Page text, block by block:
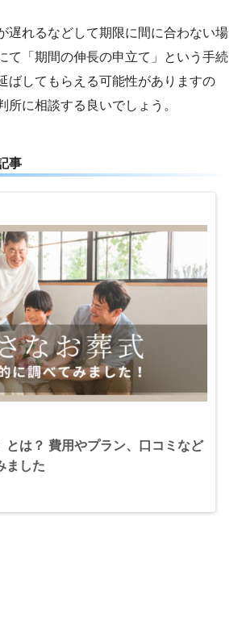
遅れるなどして期限に間に合わない場
て「期間の伸長の申立て」という手続
ばしてもらえる可能性がありますの
所に相談する良いでしょう。
事
とは？ 費用やプラン、口コミなど
ました